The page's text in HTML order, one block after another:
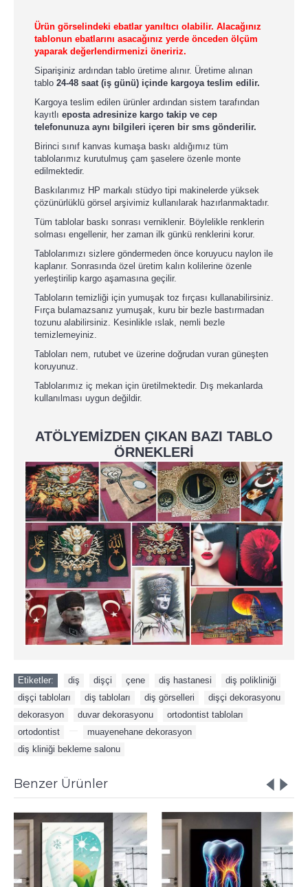
Ürün görselindeki ebatlar yanıltıcı olabilir. Alacağınız
tablonun ebatlarını asacağınız yerde önceden ölçüm
yaparak değerlendirmenizi öneririz.
Siparişiniz ardından tablo üretime alınır. Üretime alınan
tablo 24-48 saat (iş günü) içinde kargoya teslim edilir.
Kargoya teslim edilen ürünler ardından sistem tarafından
kayıtlı eposta adresinize kargo takip ve cep
telefonunuza aynı bilgileri içeren bir sms gönderilir.
Birinci sınıf kanvas kumaşa baskı aldığımız tüm
tablolarımız kurutulmuş çam şaselere özenle monte
edilmektedir.
Baskılarımız HP markalı stüdyo tipi makinelerde yüksek
çözünürlüklü görsel arşivimiz kullanılarak hazırlanmaktadır.
Tüm tablolar baskı sonrası verniklenir. Böylelikle renklerin
solması engellenir, her zaman ilk günkü renklerini korur.
Tablolarımızı sizlere göndermeden önce koruyucu naylon ile
kaplanır. Sonrasında özel üretim kalın kolilerine özenle
yerleştirilip kargo aşamasına geçilir.
Tabloların temizliği için yumuşak toz fırçası kullanabilirsiniz.
Fırça bulamazsanız yumuşak, kuru bir bezle bastırmadan
tozunu alabilirsiniz. Kesinlikle ıslak, nemli bezle
temizlemeyiniz.
Tabloları nem, rutubet ve üzerine doğrudan vuran güneşten
koruyunuz.
Tablolarımız iç mekan için üretilmektedir. Dış mekanlarda
kullanılması uygun değildir.
ATÖLYEMİZDEN ÇIKAN BAZI TABLO
ÖRNEKLERİ
Etiketler: diş dişçi çene diş hastanesi diş polikliniği
dişçi tabloları
diş tabloları diş görselleri dişçi dekorasyonu
dekorasyon
duvar dekorasyonu ortodontist tabloları
ortodontist
muayenehane dekorasyon
diş kliniği bekleme salonu
Benzer Ürünler